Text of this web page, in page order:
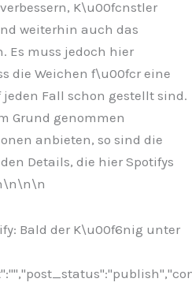
K\u00fcnstler
weiterhin auch das
Es muss jedoch hier
die Weichen f\u00fcr eine
Fall schon gestellt sind.
Grund genommen
anbieten, so sind die
Details, die hier Spotifys
\n\n\n
Bald der K\u00f6nig unter